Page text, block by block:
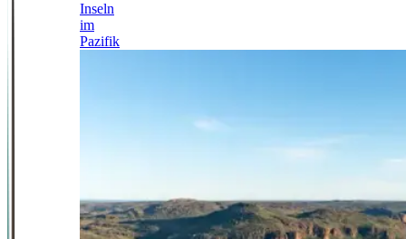
Inseln
im
Pazifik